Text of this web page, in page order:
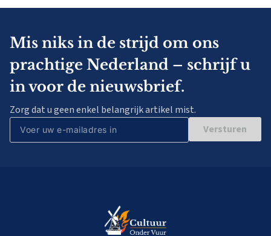
Mis niks in de strijd om ons
prachtige Nederland – schrijf u
in voor de nieuwsbrief.
Zorg dat u geen enkel belangrijk artikel mist.
Versturen